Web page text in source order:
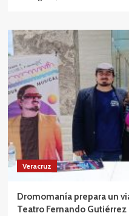
Veracruz
Dromomanía prepara un
Teatro Fernando Gutiérrez